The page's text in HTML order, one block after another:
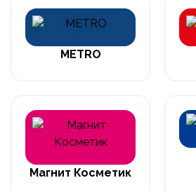
METRO
Магнит Косметик